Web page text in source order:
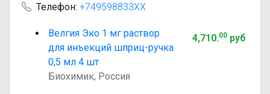
Телефон: +749598833XX
Велгия Эко 1 мг раствор
для инъекций шприц-ручка
0,5 мл 4 шт
Биохимик, Россия
4,710.00руб